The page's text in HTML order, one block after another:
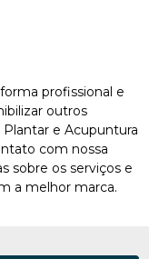
profissional e
outros
e Acupuntura
com nossa
sobre os serviços e
a melhor marca.